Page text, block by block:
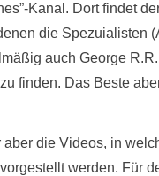
Kanal. Dort findet
die Spezuialisten
auch George
finden. Das Beste
die Videos, in
werden. Für